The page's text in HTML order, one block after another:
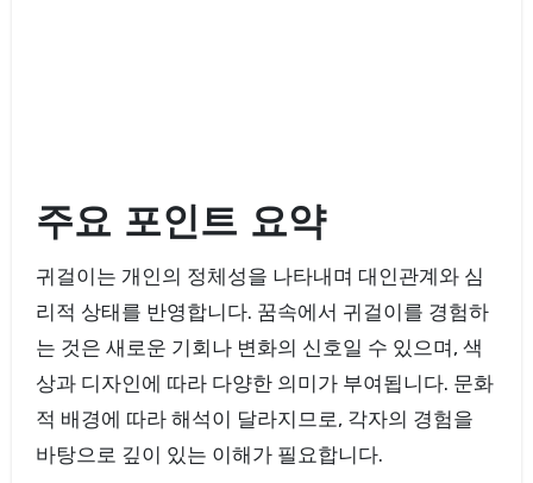
주요 포인트 요약
귀걸이는 개인의 정체성을 나타내며 대인관계와 심
리적 상태를 반영합니다. 꿈속에서 귀걸이를 경험하
는 것은 새로운 기회나 변화의 신호일 수 있으며, 색
상과 디자인에 따라 다양한 의미가 부여됩니다. 문화
적 배경에 따라 해석이 달라지므로, 각자의 경험을
바탕으로 깊이 있는 이해가 필요합니다.